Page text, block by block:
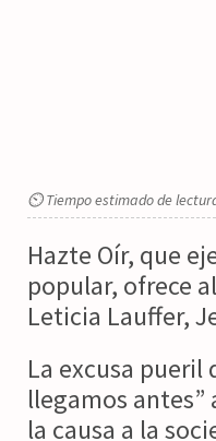
⏲ Tiempo estimado de
Hazte Oír, que
popular, ofrece
Leticia Lauffer,
La excusa pueril
llegamos
la causa a la